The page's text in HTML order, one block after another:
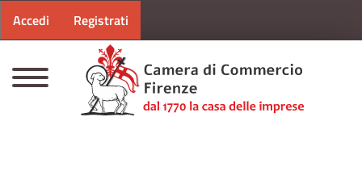
Menu profilo utente
Accedi Registrati